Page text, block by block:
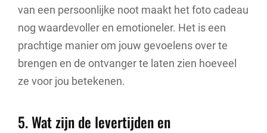
van een persoonlijke noot maakt het foto cadeau
nog waardevoller en emotioneler. Het is een
prachtige manier om jouw gevoelens over te
brengen en de ontvanger te laten zien hoeveel
ze voor jou betekenen.
5. Wat zijn de levertijden en